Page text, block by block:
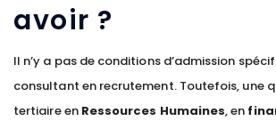
avoir ?
Il n’y a pas de conditions d’admission
consultant en recrutement. Toutefois, une
tertiaire en Ressources Humaines, en